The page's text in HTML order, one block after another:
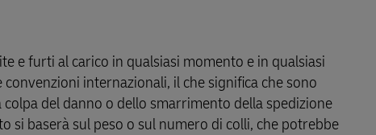
e furti al carico in qualsiasi momento e in qualsiasi
internazionali, il che significa che sono
del danno o dello smarrimento della spedizione
si baserà sul peso o sul numero di colli, che potrebbe